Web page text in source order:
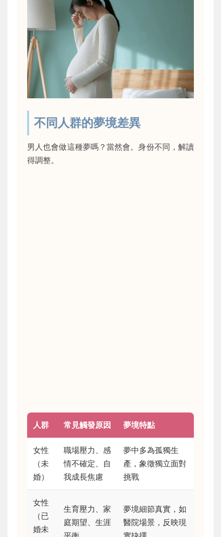
不同人群的夢境差異
男人也會做這種夢嗎？當然會。身份不同，解讀
得調整。
人群 常見觸發原因 夢境特點
女性
（未
婚）
職場壓力、感
情不確定、自
我成長焦慮
夢中多為孤獨生
產，象徵獨立面對
挑戰
女性
（已
婚未
生育壓力、家
庭期望、生涯
夢境細節真實，如
醫院場景，反映現